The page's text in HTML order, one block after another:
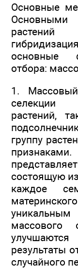
Основные
основные
отбора:
1.
селекции
растений,
группу
состоящую
каждое
массового
результаты
случайного